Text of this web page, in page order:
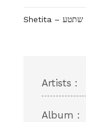
Shetita – שתטע
Artists :
Album :